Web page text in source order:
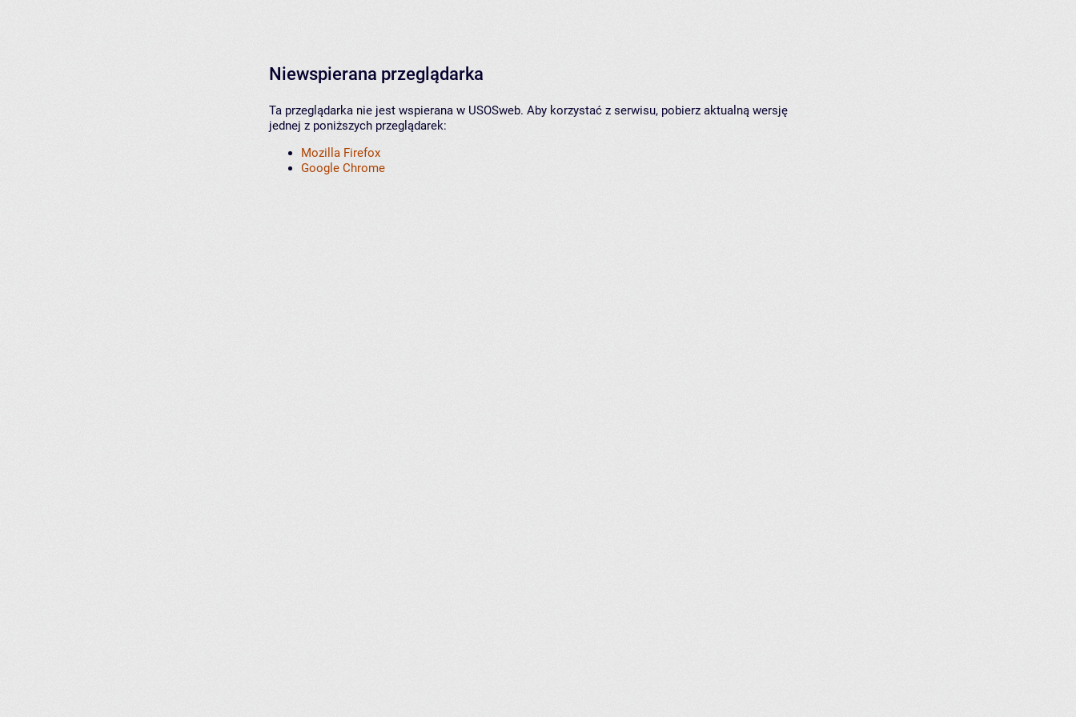
Niewspierana przeglądarka
Ta przeglądarka nie jest wspierana w USOSweb. Aby korzystać z serwisu, pobierz aktualną wersję
jednej z poniższych przeglądarek:
Mozilla Firefox
Google Chrome